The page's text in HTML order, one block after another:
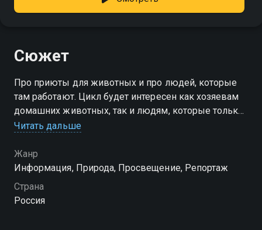
Сюжет
Про приюты для животных и про людей, которые
там работают. Цикл будет интересен как хозяевам
домашних животных, так и людям, которые только
собираются взять кошку или собаку из приюта,
улицы
Читать дальше
Жанр
Информация, Природа, Просвещение, Репортаж
Страна
Россия